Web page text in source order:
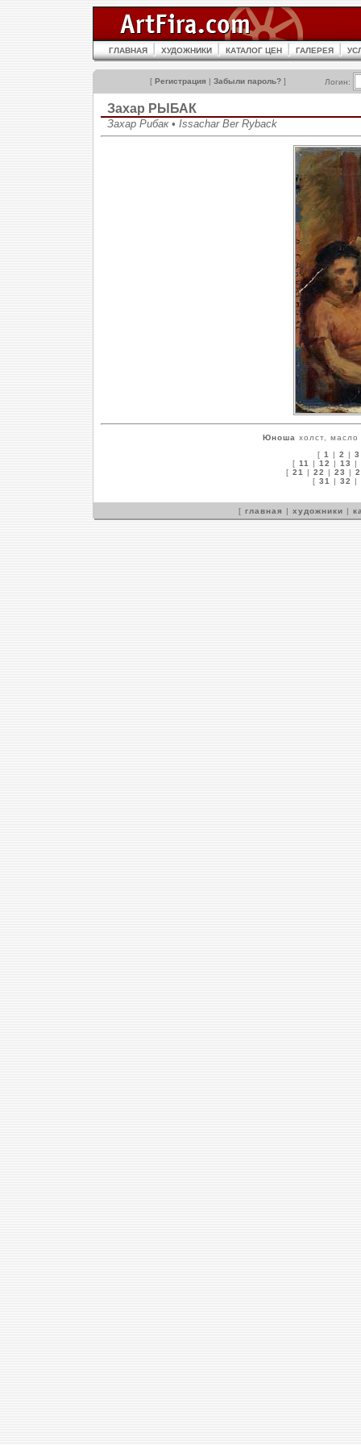
ГЛАВНАЯ ХУДОЖНИКИ КАТАЛОГ ЦЕН ГАЛЕРЕЯ
[ Регистрация | Забыли пароль? ] Логин:
Захар РЫБАК
Захар Рибак • Issachar Ber Ryback
Юноша холст,
[ 1 | 2 | 3
[ 11 | 12 | 13 |
[ 21 | 22 | 23 |
[ 31 | 32 |
[ главная | художники |